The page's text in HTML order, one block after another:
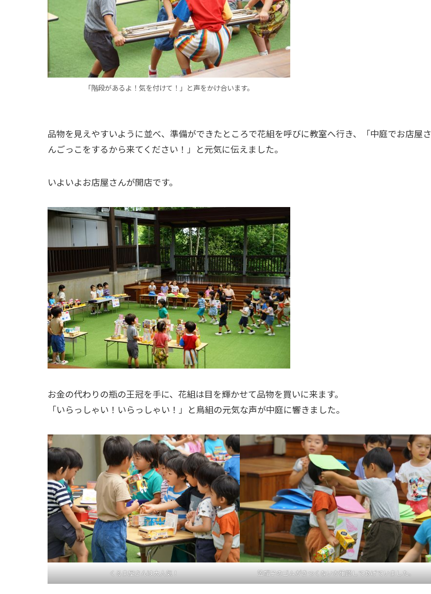
「階段があるよ！気を付けて！」と声をかけ合います。
品物を見えやすいように並べ、準備ができたところで花組を呼びに教室へ行き、「中庭でお店屋さ
んごっこをするから来てください！」と元気に伝えました。
いよいよお店屋さんが開店です。
お金の代わりの瓶の王冠を手に、花組は目を輝かせて品物を買いに来ます。
「いらっしゃい！いらっしゃい！」と鳥組の元気な声が中庭に響きました。
くるま屋さんは大人気！ 笠帽子のゴムがきつくないか確認してあげていました。